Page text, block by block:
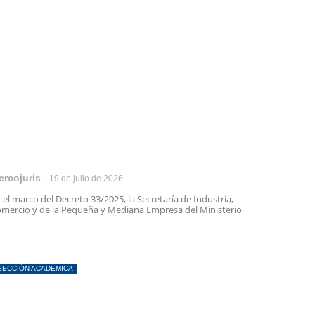
19 de julio de 2026
el marco del Decreto 33/2025, la Secretaría de Industria,
y de la Pequeña y Mediana Empresa del Ministerio
ACADÉMICA